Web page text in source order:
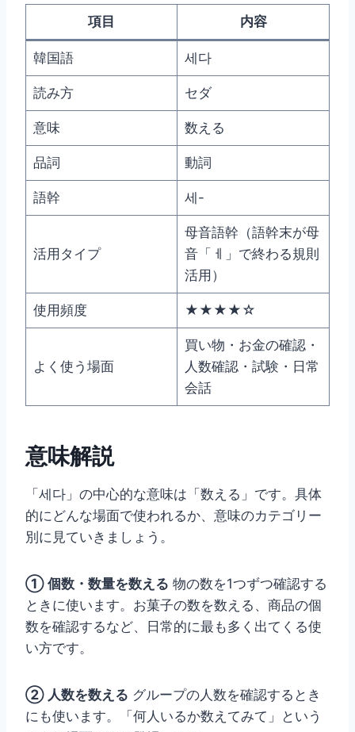
項目 内容
韓国語 세다
読み方 セダ
意味 数える
品詞 動詞
語幹 세-
活用タイプ
母音語幹（語幹末が母
音「ㅔ」で終わる規則
活用）
使用頻度 ★★★★☆
よく使う場面
買い物・お金の確認・
人数確認・試験・日常
会話
意味解説
「세다」の中心的な意味は「数える」です。具体
的にどんな場面で使われるか、意味のカテゴリー
別に見ていきましょう。
① 個数・数量を数える 物の数を1つずつ確認する
ときに使います。お菓子の数を数える、商品の個
数を確認するなど、日常的に最も多く出てくる使
い方です。
② 人数を数える グループの人数を確認するとき
にも使います。「何人いるか数えてみて」という